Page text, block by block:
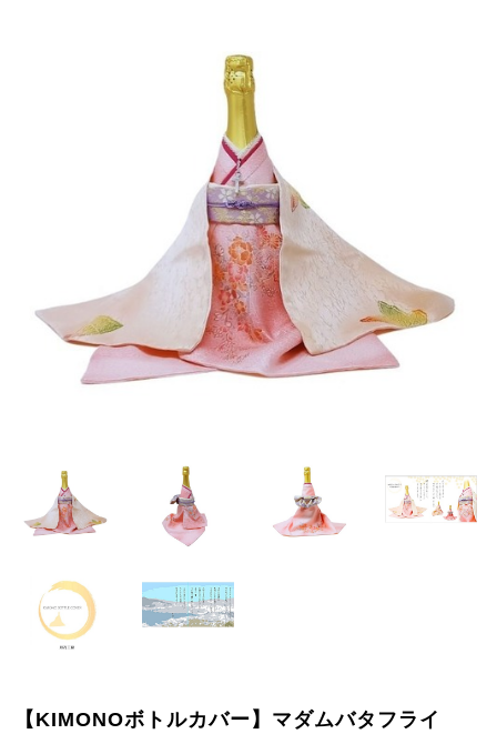
【KIMONOボトルカバー】マダムバタフライ